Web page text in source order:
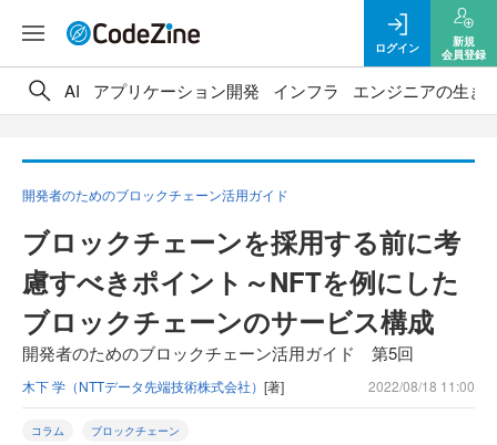
ログイン
新規
会員登録
AI アプリケーション開発 インフラ エンジニアの生き
開発者のためのブロックチェーン活用ガイド
ブロックチェーンを採用する前に考
慮すべきポイント～NFTを例にした
ブロックチェーンのサービス構成
開発者のためのブロックチェーン活用ガイド 第5回
木下 学（NTTデータ先端技術株式会社） [著] 2022/08/18 11:00
コラム ブロックチェーン